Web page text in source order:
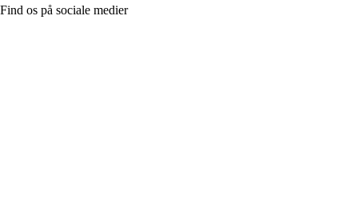
Find os på sociale medier